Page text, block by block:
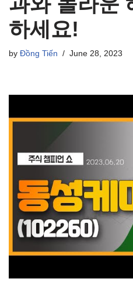
하세요!
by Đồng Tiến June 28, 2023